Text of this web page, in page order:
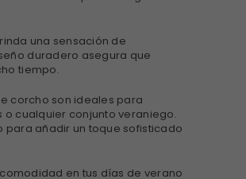
una sensación de
duradero asegura que
tiempo.
corcho son ideales para
cualquier conjunto veraniego.
para añadir un toque sofisticado
en tus días de verano